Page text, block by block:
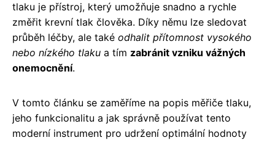
tlaku je přístroj, který umožňuje snadno a rychle
změřit krevní tlak člověka. Díky němu lze sledovat
průběh léčby, ale také odhalit přítomnost vysokého
nebo nízkého tlaku a tím zabránit vzniku vážných
onemocnění.
V tomto článku se zaměříme na popis měřiče tlaku,
jeho funkcionalitu a jak správně používat tento
moderní instrument pro udržení optimální hodnoty